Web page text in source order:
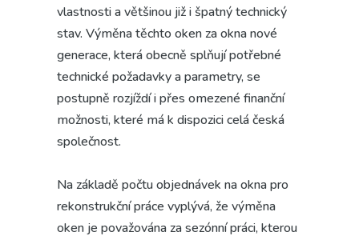
vlastnosti a většinou již i špatný technický
stav. Výměna těchto oken za okna nové
generace, která obecně splňují potřebné
technické požadavky a parametry, se
postupně rozjíždí i přes omezené finanční
možnosti, které má k dispozici celá česká
společnost.
Na základě počtu objednávek na okna pro
rekonstrukční práce vyplývá, že výměna
oken je považována za sezónní práci, kterou